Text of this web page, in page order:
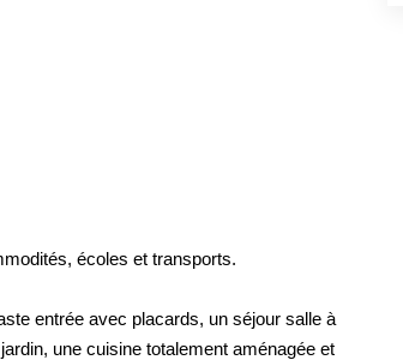
écoles et transports.
entrée avec placards, un séjour salle à
une cuisine totalement aménagée et